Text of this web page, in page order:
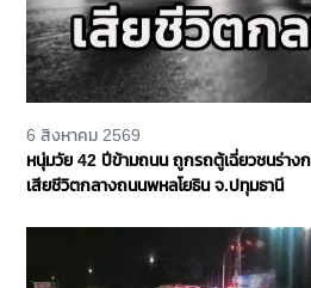
6 สิงหาคม 2569
หนุ่มวัย 42 ปีข้ามถนน ถูกรถตู้เฉี่ยวชนร่าง
เสียชีวิตกลางถนนพหลโยธิน จ.ปทุมธานี